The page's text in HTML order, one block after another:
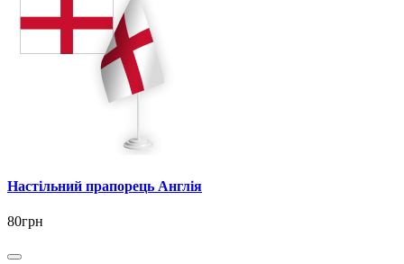
Настільний прапорець Англія
80грн